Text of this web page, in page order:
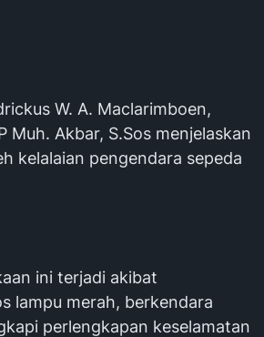
W. A. Maclarimboen,
Muh. Akbar, S.Sos menjelaskan
kelalaian pengendara sepeda
ini terjadi akibat
lampu merah, berkendara
perlengkapan keselamatan